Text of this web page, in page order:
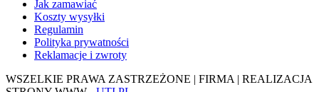
Jak zamawiać
Koszty wysyłki
Regulamin
Polityka prywatności
Reklamacje i zwroty
WSZELKIE PRAWA ZASTRZEŻONE | FIRMA | REALIZACJA